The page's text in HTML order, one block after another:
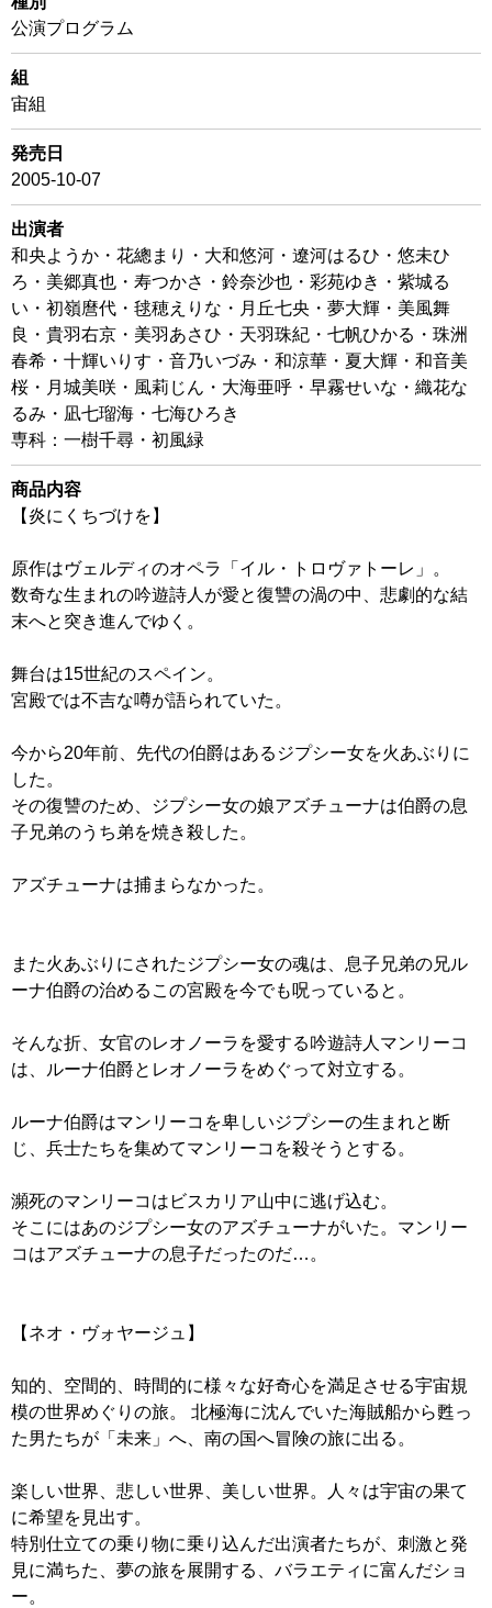
公演プログラム
組
宙組
発売日
2005-10-07
出演者
和央ようか・花總まり・大和悠河・遼河はるひ・悠未ひ
ろ・美郷真也・寿つかさ・鈴奈沙也・彩苑ゆき・紫城る
い・初嶺麿代・毬穂えりな・月丘七央・夢大輝・美風舞
良・貴羽右京・美羽あさひ・天羽珠紀・七帆ひかる・珠洲
春希・十輝いりす・音乃いづみ・和涼華・夏大輝・和音美
桜・月城美咲・風莉じん・大海亜呼・早霧せいな・織花な
るみ・凪七瑠海・七海ひろき
専科：一樹千尋・初風緑
商品内容
【炎にくちづけを】
原作はヴェルディのオペラ「イル・トロヴァトーレ」。
数奇な生まれの吟遊詩人が愛と復讐の渦の中、悲劇的な結
末へと突き進んでゆく。
舞台は15世紀のスペイン。
宮殿では不吉な噂が語られていた。
今から20年前、先代の伯爵はあるジプシー女を火あぶりに
した。
その復讐のため、ジプシー女の娘アズチューナは伯爵の息
子兄弟のうち弟を焼き殺した。
アズチューナは捕まらなかった。
また火あぶりにされたジプシー女の魂は、息子兄弟の兄ル
ーナ伯爵の治めるこの宮殿を今でも呪っていると。
そんな折、女官のレオノーラを愛する吟遊詩人マンリーコ
は、ルーナ伯爵とレオノーラをめぐって対立する。
ルーナ伯爵はマンリーコを卑しいジプシーの生まれと断
じ、兵士たちを集めてマンリーコを殺そうとする。
瀕死のマンリーコはビスカリア山中に逃げ込む。
そこにはあのジプシー女のアズチューナがいた。マンリー
コはアズチューナの息子だったのだ…。
【ネオ・ヴォヤージュ】
知的、空間的、時間的に様々な好奇心を満足させる宇宙規
模の世界めぐりの旅。 北極海に沈んでいた海賊船から甦っ
た男たちが「未来」へ、南の国へ冒険の旅に出る。
楽しい世界、悲しい世界、美しい世界。人々は宇宙の果て
に希望を見出す。
特別仕立ての乗り物に乗り込んだ出演者たちが、刺激と発
見に満ちた、夢の旅を展開する、バラエティに富んだショ
ー。